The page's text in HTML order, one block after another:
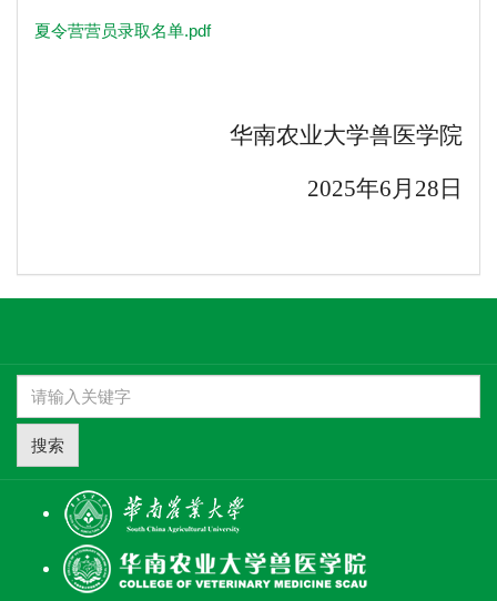
夏令营营员录取名单.pdf
华南农业大学兽医学院
2025年6月28日
搜索